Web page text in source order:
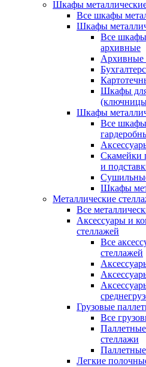
Шкафы
Все шкафы
Шкафы
Все шкафы
архивные
Шкафы для
Шкафы
Все шкафы
Скамейки
и
Шкафы
Металлические
Все
Аксессуары и
стеллажей
Все
стеллажей
Грузовые
Все
стеллажи
Легкие